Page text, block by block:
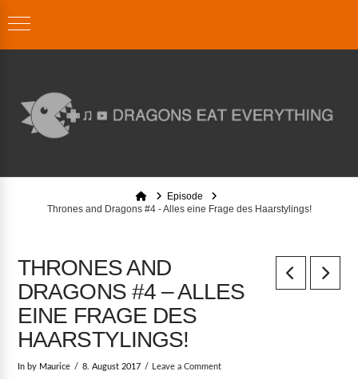
HomeEpisode
Thrones and Dragons #4 - Alles eine Frage des Haarstylings!
THRONES AND
DRAGONS #4 – ALLES
EINE FRAGE DES
HAARSTYLINGS!
In by Maurice 8. August 2017 Leave a Comment